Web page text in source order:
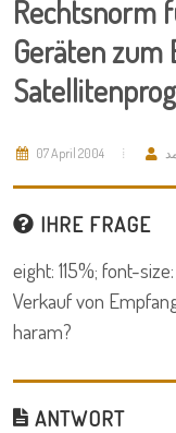
Rechtsnorm
Geräten zum
07 April 2004
IHRE FRAGE
eight: 115%; font-
Verkauf von
haram?
ANTWORT